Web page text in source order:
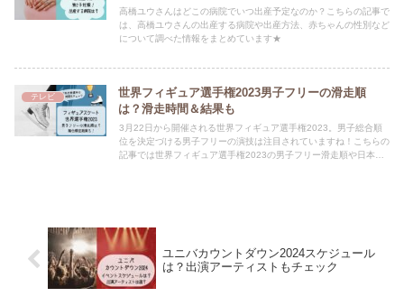
高橋ユウさんはどこの病院でいつ出産予定なのか？こちらの記事で
は、高橋ユウさんの出産する病院や出産方法、赤ちゃんの性別など
について調べた情報をまとめています★
テレビ
世界フィギュア選手権2023男子フリーの滑走順
は？滑走時間＆結果も
3月22日から開催される世界フィギュア選手権2023。男子総合順
位を決定づける男子フリーの演技は注目されていますね！こちらの
記事では世界フィギュア選手権2023の男子フリー滑走順や日本選
ユニバカウントダウン2024スケジュール
は？出演アーティストもチェック